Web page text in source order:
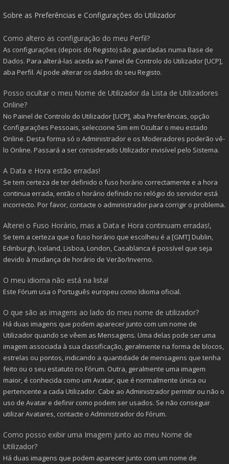
Sobre as Preferências e Configurações do Utilizador
Como altero as configuração do meu Perfil?
As configurações (depois do Registo) são guardadas numa Base de
Dados. Para alterá-las aceda ao Painel de Controlo do Utilizador [UCP],
aba Perfil. Aí pode alterar os dados do seu Registo.
Posso ocultar o meu Nome de Utilizador da Lista de Utilizadores
Online?
No Painel de Controlo do Utilizador [UCP], aba Preferências, opção
Configurações Pessoais, seleccione Sim em Ocultar o meu estado
Online. Desta forma só o Administrador e os Moderadores poderão vê-
lo Online. Passará a ser considerado Utilizador invisível pelo Sistema.
A Data e Hora estão erradas!
Se tem certeza de ter definido o fuso horário correctamente e a hora
continua errada, então o horário definido no relógio do servidor está
incorrecto. Por favor, contacte o administrador para corrigir o problema.
Alterei o Fuso Horário, mas a Data e Hora continuam erradas!,
Se tem a certeza que o fuso horário que escolheu é a [GMT] Dublin,
Edinburgh, Iceland, Lisboa, London, Casablanca é possível que seja
devido à mudança de horário de Verão/Inverno.
O meu idioma não está na lista!
Este Fórum usa o Português europeu como Idioma oficial.
O que são as imagens ao lado do meu nome de utilizador?
Há duas imagens que podem aparecer junto com um nome de
Utilizador quando se vêem as Mensagens. Uma delas pode ser uma
imagem associada à sua classificação, geralmente na forma de blocos,
estrelas ou pontos, indicando a quantidade de mensagens que tenha
feito ou o seu estatuto no Fórum. Outra, geralmente uma imagem
maior, é conhecida como um Avatar, que é normalmente única ou
pertencente a cada Utilizador. Cabe ao Administrador permitir ou não o
uso de Avatar e definir como podem ser usados. Se não conseguir
utilizar Avatares, contacte o Administrador do Fórum.
Como posso exibir uma Imagem junto ao meu Nome de
Utilizador?
Há duas imagens que podem aparecer junto com um nome de